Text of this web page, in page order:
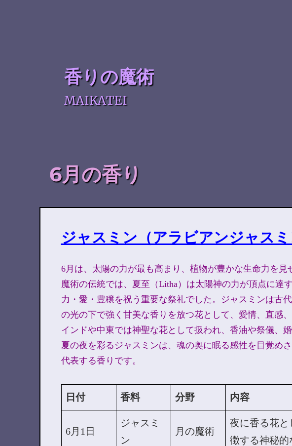
香りの魔術
MAIKATEI
6月の香り
ジャスミン（アラビアンジャスミ
6月は、太陽の力が最も高まり、植物が豊かな生命力を
魔術の伝統では、夏至（Litha）は太陽神の力が頂点に達
力・愛・豊穣を祝う重要な祭礼でした。ジャスミンは古
の光の下で強く甘美な香りを放つ花として、愛情、直感
インドや中東では神聖な花として扱われ、香油や祭儀、
夏の夜を彩るジャスミンは、魂の奥に眠る感性を目覚め
代表する香りです。
日付 香料 分野 内容
6月1日
ジャスミ
ン
月の魔術
夜に香る花と
徴する神秘的